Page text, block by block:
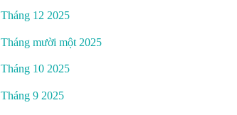
Tháng 12 2025
Tháng mười một 2025
Tháng 10 2025
Tháng 9 2025